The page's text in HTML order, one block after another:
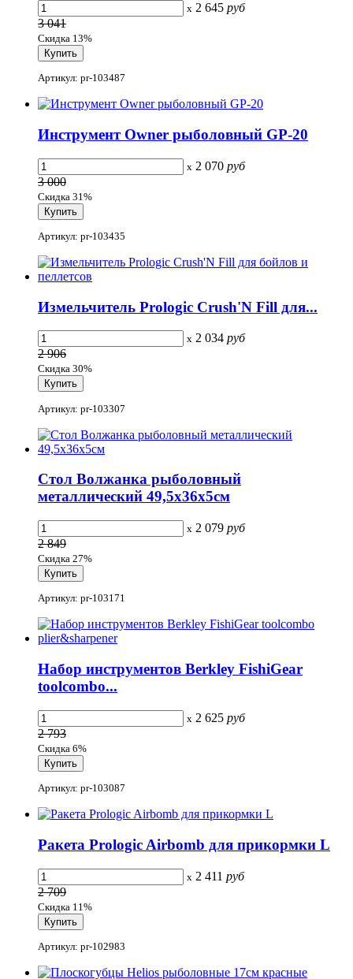
x 2 645 руб
3 041
Скидка 13%
Артикул: pr-103487
Инструмент Owner рыболовный GP-20
x 2 070 руб
3 000
Скидка 31%
Артикул: pr-103435
Измельчитель Prologic Crush'N Fill для...
x 2 034 руб
2 906
Скидка 30%
Артикул: pr-103307
Стол Волжанка рыболовный
металлический 49,5х36x5см
x 2 079 руб
2 849
Скидка 27%
Артикул: pr-103171
Набор инструментов Berkley FishiGear
toolcombo...
x 2 625 руб
2 793
Скидка 6%
Артикул: pr-103087
Ракета Prologic Airbomb для прикормки L
x 2 411 руб
2 709
Скидка 11%
Артикул: pr-102983